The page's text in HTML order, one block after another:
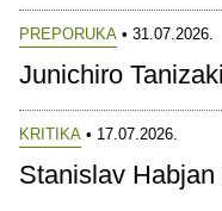
PREPORUKA • 31.07.2026.
Junichiro
KRITIKA • 17.07.2026.
Stanislav